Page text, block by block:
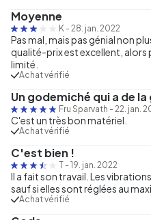
Moyenne
K - 28. jan. 2022
Pas mal, mais pas génial non
qualité-prix est excellent, alors
limité.
Achat vérifié
Un godemiché qui a de la
Fru Sparvath - 22. jan.
C'est un très bon matériel.
Achat vérifié
C'est bien !
T - 19. jan. 2022
Il a fait son travail. Les
sauf si elles sont réglées au
Achat vérifié